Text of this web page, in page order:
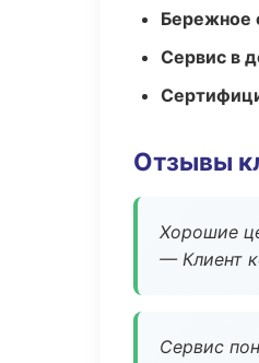
Бережное
Сервис в
Отзывы
Хорошие
— Клиент
Сервис